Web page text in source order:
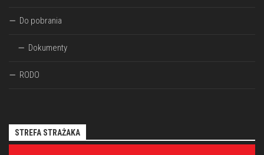
Do pobrania
Dokumenty
RODO
STREFA STRAŻAKA